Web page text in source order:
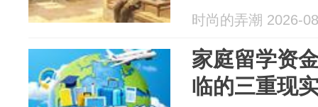
时尚的弄潮 2026-
家庭留学资
临的三重现